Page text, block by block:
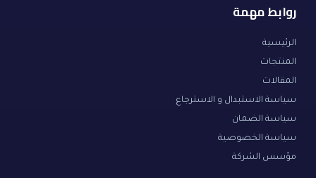
روابط مهمة
الرئيسية
المنتجات
المقالات
سياسة الاستبدال و الاسترجاع
سياسة الضمان
سياسة الخصوصية
مؤسس الشركة